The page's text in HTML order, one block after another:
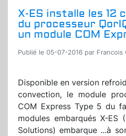
X-ES installe les 12
du processeur
un module COM
Publié le 05-07-2016 par Francois
Disponible en version
convection, le module
COM Express Type 5 du
modules embarqués X-ES
Solutions) embarque ...à